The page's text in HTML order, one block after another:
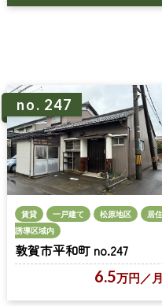
no. 247
賃貸 一戸建て 松原地区
居住
誘導区域内
敦賀市平和町 no.247
6.5万円 ／月